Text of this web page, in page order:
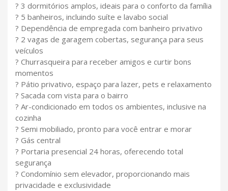
? 3 dormitórios amplos, ideais para o conforto da família
? 5 banheiros, incluindo suíte e lavabo social
? Dependência de empregada com banheiro privativo
? 2 vagas de garagem cobertas, segurança para seus
veículos
? Churrasqueira para receber amigos e curtir bons
momentos
? Pátio privativo, espaço para lazer, pets e relaxamento
? Sacada com vista para o bairro
? Ar-condicionado em todos os ambientes, inclusive na
cozinha
? Semi mobiliado, pronto para você entrar e morar
? Gás central
? Portaria presencial 24 horas, oferecendo total
segurança
? Condomínio sem elevador, proporcionando mais
privacidade e exclusividade